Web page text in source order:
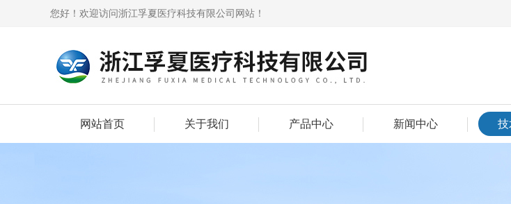
您好！欢迎访问浙江孚夏医疗科技有限公司网站！
网站首页 关于我们 产品中心 新闻中心 技